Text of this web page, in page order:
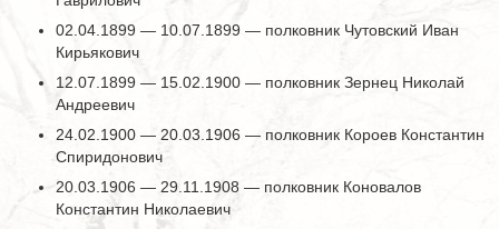
02.04.1899 — 10.07.1899 — полковник Чутовский Иван
Кирьякович
12.07.1899 — 15.02.1900 — полковник Зернец Николай
Андреевич
24.02.1900 — 20.03.1906 — полковник Короев Константин
Спиридонович
20.03.1906 — 29.11.1908 — полковник Коновалов
Константин Николаевич